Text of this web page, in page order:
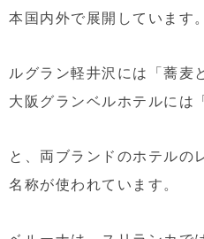
本国内外で展開しています。
ルグラン軽井沢には「蕎麦
大阪グランベルホテルには
と、両ブランドのホテルの
名称が使われています。